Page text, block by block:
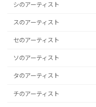
シのアーティスト
スのアーティスト
セのアーティスト
ソのアーティスト
タのアーティスト
チのアーティスト